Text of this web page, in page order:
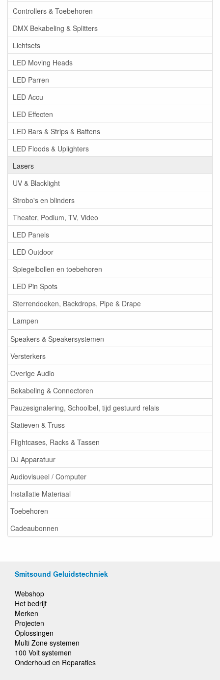
Controllers & Toebehoren
DMX Bekabeling & Splitters
Lichtsets
LED Moving Heads
LED Parren
LED Accu
LED Effecten
LED Bars & Strips & Battens
LED Floods & Uplighters
Lasers
UV & Blacklight
Strobo's en blinders
Theater, Podium, TV, Video
LED Panels
LED Outdoor
Spiegelbollen en toebehoren
LED Pin Spots
Sterrendoeken, Backdrops, Pipe & Drape
Lampen
Speakers & Speakersystemen
Versterkers
Overige Audio
Bekabeling & Connectoren
Pauzesignalering, Schoolbel, tijd gestuurd relais
Statieven & Truss
Flightcases, Racks & Tassen
DJ Apparatuur
Audiovisueel / Computer
Installatie Materiaal
Toebehoren
Cadeaubonnen
Smitsound Geluidstechniek
Webshop
Het bedrijf
Merken
Projecten
Oplossingen
Multi Zone systemen
100 Volt systemen
Onderhoud en Reparaties